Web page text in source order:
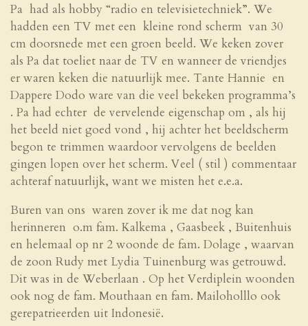
Pa had als hobby “radio en televisietechniek”. We
hadden een TV met een kleine rond scherm van 30
cm doorsnede met een groen beeld. We keken zover
als Pa dat toeliet naar de TV en wanneer de vriendjes
er waren keken die natuurlijk mee. Tante Hannie en
Dappere Dodo ware van die veel bekeken programma’s
. Pa had echter de vervelende eigenschap om , als hij
het beeld niet goed vond , hij achter het beeldscherm
begon te trimmen waardoor vervolgens de beelden
gingen lopen over het scherm. Veel ( stil ) commentaar
achteraf natuurlijk, want we misten het e.e.a.
Buren van ons waren zover ik me dat nog kan
herinneren o.m fam. Kalkema , Gaasbeek , Buitenhuis
en helemaal op nr 2 woonde de fam. Dolage , waarvan
de zoon Rudy met Lydia Tuinenburg was getrouwd.
Dit was in de Weberlaan . Op het Verdiplein woonden
ook nog de fam. Mouthaan en fam. Mailoholllo ook
gerepatrieerden uit Indonesië.